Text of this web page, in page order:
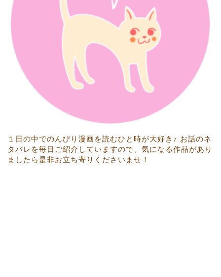
１日の中でのんびり漫画を読むひと時が大好き♪ お話のネ
タバレを毎日ご紹介していますので、気になる作品があり
ましたら是非お立ち寄りくださいませ！